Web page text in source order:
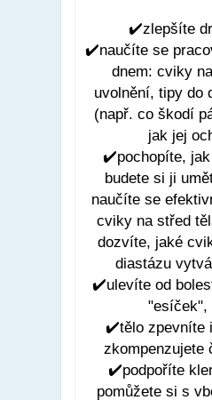
✔️zlepšíte
✔️naučíte se
dnem: cviky
uvolnění, tipy do
(např. co škodí
jak jej
✔️pochopíte, jak
budete si ji
naučíte se
cviky na střed
dozvíte, jaké
diastázu
✔️ulevíte od
"esíček",
✔️tělo zpevníte
zkompenzujete
✔️podpoříte
pomůžete si s